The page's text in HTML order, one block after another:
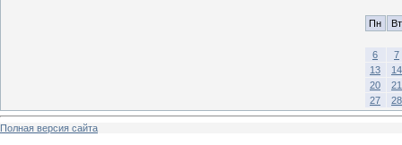
Пн Вт
6
7
13
14
20
21
27
28
Полная версия сайта